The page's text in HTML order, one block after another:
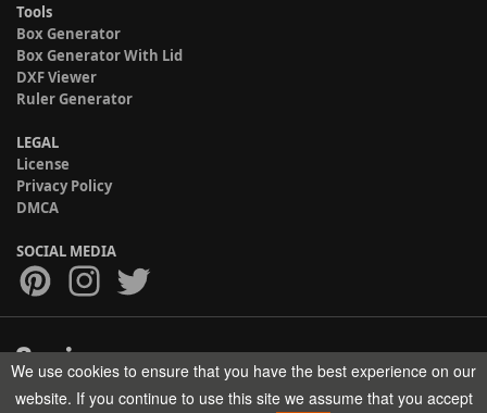
Tools
Box Generator
Box Generator With Lid
DXF Viewer
Ruler Generator
LEGAL
License
Privacy Policy
DMCA
SOCIAL MEDIA
Copyright © 2017-2026 HELMAN TECH All rights reserved.
We use cookies to ensure that you have the best experience on our
website. If you continue to use this site we assume that you accept